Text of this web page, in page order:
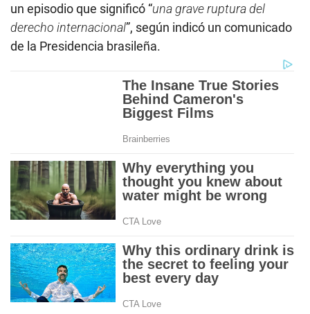
un episodio que significó “una grave ruptura del
derecho internacional”, según indicó un comunicado
de la Presidencia brasileña.